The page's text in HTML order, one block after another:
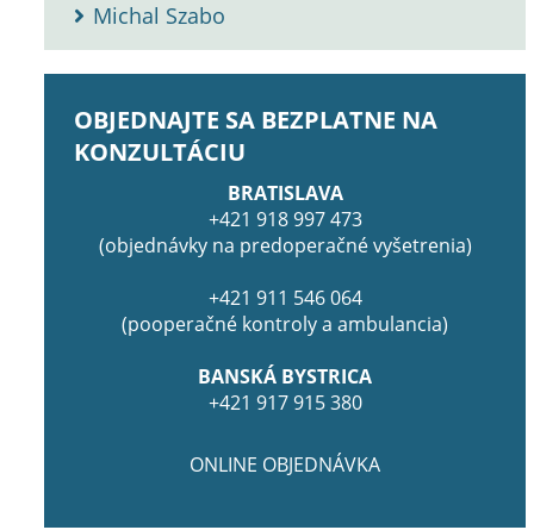
Michal Szabo
OBJEDNAJTE SA BEZPLATNE NA
KONZULTÁCIU
BRATISLAVA
+421 918 997 473
(objednávky na predoperačné vyšetrenia)
+421 911 546 064
(pooperačné kontroly a ambulancia)
BANSKÁ BYSTRICA
+421 917 915 380
ONLINE OBJEDNÁVKA